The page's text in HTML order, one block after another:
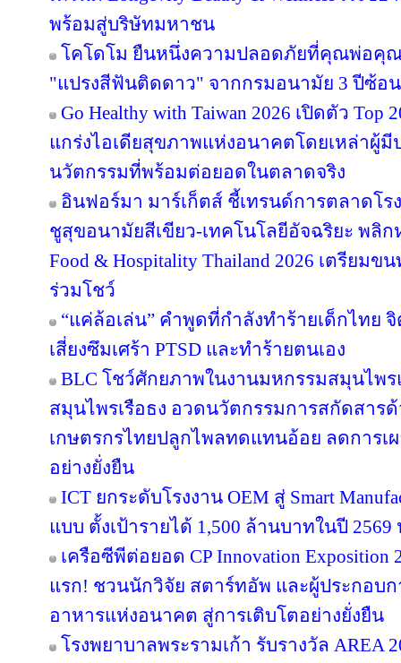
พร้อมสู่บริษัทมหาชน
โคโดโม ยืนหนึ่งความปลอดภัยที่คุณพ่อคุณ
"แปรงสีฟันติดดาว" จากกรมอนามัย 3 ปีซ้อน
Go Healthy with Taiwan 2026 เปิดตัว Top
แกร่งไอเดียสุขภาพแห่งอนาคตโดยเหล่าผู้มี
นวัตกรรมที่พร้อมต่อยอดในตลาดจริง
อินฟอร์มา มาร์เก็ตส์ ชี้เทรนด์การตลาดโร
ชูสุขอนามัยสีเขียว-เทคโนโลยีอัจฉริยะ พลิก
Food & Hospitality Thailand 2026 เตรีย
ร่วมโชว์
“แค่ล้อเล่น” คำพูดที่กำลังทำร้ายเด็กไทย
เสี่ยงซึมเศร้า PTSD และทำร้ายตนเอง
BLC โชว์ศักยภาพในงานมหกรรมสมุนไพ
สมุนไพรเรือธง อวดนวัตกรรมการสกัดสารด้
เกษตรกรไทยปลูกไพลทดแทนอ้อย ลดการเ
อย่างยั่งยืน
ICT ยกระดับโรงงาน OEM สู่ Smart
แบบ ตั้งเป้ารายได้ 1,500 ล้านบาทในปี
เครือซีพีต่อยอด CP Innovation Exposition
แรก! ชวนนักวิจัย สตาร์ทอัพ และผู้ประกอบ
อาหารแห่งอนาคต สู่การเติบโตอย่างยั่งยืน
โรงพยาบาลพระรามเก้า รับรางวัล AREA